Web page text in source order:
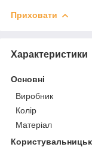
Приховати
Характеристики
Основні
Виробник
Колір
Матеріал